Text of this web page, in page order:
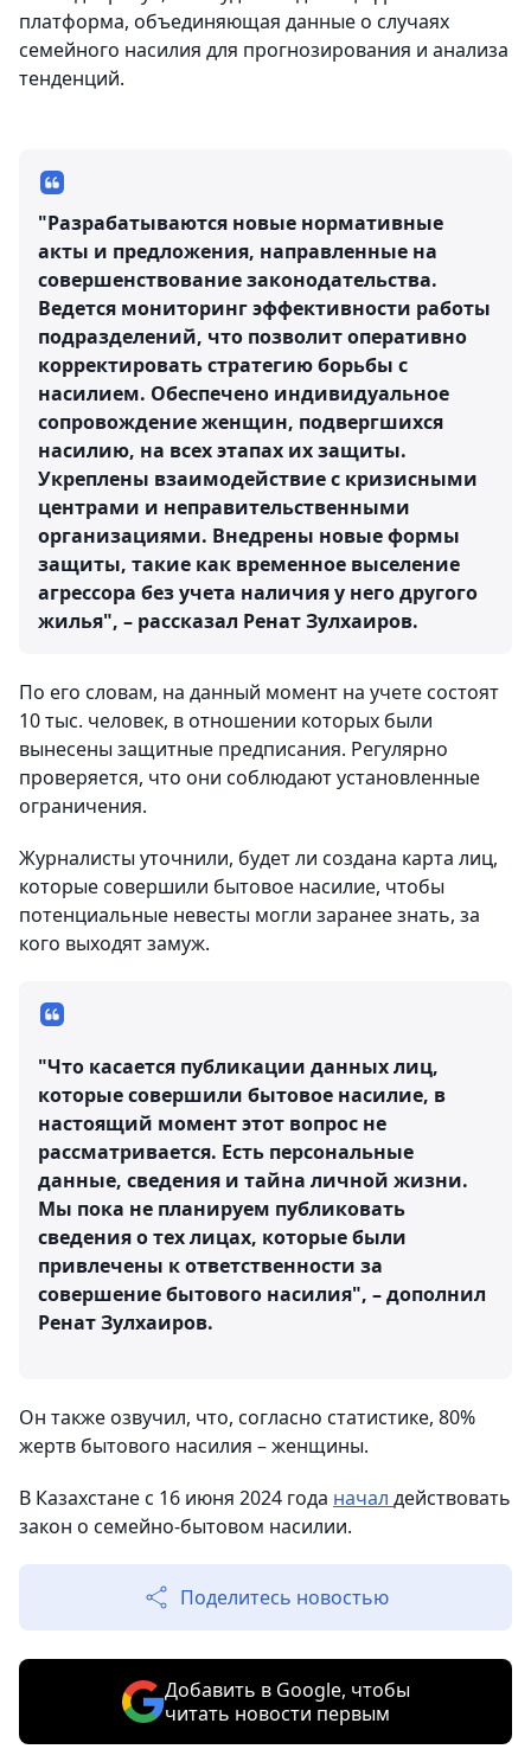
платформа, объединяющая данные о случаях
семейного насилия для прогнозирования и анализа
тенденций.
"Разрабатываются новые нормативные
акты и предложения, направленные на
совершенствование законодательства.
Ведется мониторинг эффективности работы
подразделений, что позволит оперативно
корректировать стратегию борьбы с
насилием. Обеспечено индивидуальное
сопровождение женщин, подвергшихся
насилию, на всех этапах их защиты.
Укреплены взаимодействие с кризисными
центрами и неправительственными
организациями. Внедрены новые формы
защиты, такие как временное выселение
агрессора без учета наличия у него другого
жилья", – рассказал Ренат Зулхаиров.
По его словам, на данный момент на учете состоят
10 тыс. человек, в отношении которых были
вынесены защитные предписания. Регулярно
проверяется, что они соблюдают установленные
ограничения.
Журналисты уточнили, будет ли создана карта лиц,
которые совершили бытовое насилие, чтобы
потенциальные невесты могли заранее знать, за
кого выходят замуж.
"Что касается публикации данных лиц,
которые совершили бытовое насилие, в
настоящий момент этот вопрос не
рассматривается. Есть персональные
данные, сведения и тайна личной жизни.
Мы пока не планируем публиковать
сведения о тех лицах, которые были
привлечены к ответственности за
совершение бытового насилия", – дополнил
Ренат Зулхаиров.
Он также озвучил, что, согласно статистике, 80%
жертв бытового насилия – женщины.
В Казахстане с 16 июня 2024 года начал действовать
закон о семейно-бытовом насилии.
Поделитесь новостью
Добавить в Google, чтобы
читать новости первым